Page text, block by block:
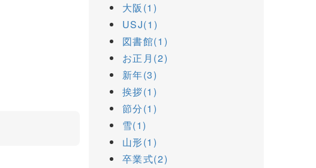
大阪(1)
USJ(1)
図書館(1)
お正月(2)
新年(3)
挨拶(1)
節分(1)
雪(1)
山形(1)
卒業式(2)